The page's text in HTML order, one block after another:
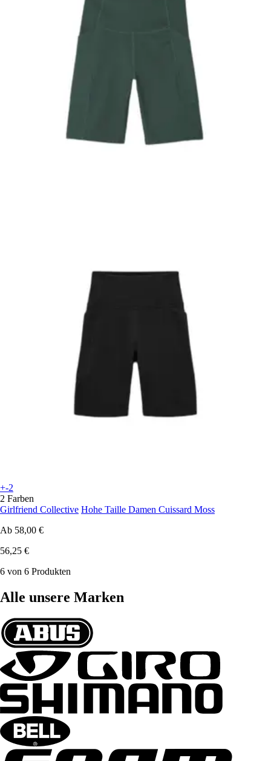
+-2
2 Farben
Girlfriend Collective Hohe Taille Damen Cuissard Moss
Ab 58,00 €
56,25 €
6 von 6 Produkten
Alle unsere Marken